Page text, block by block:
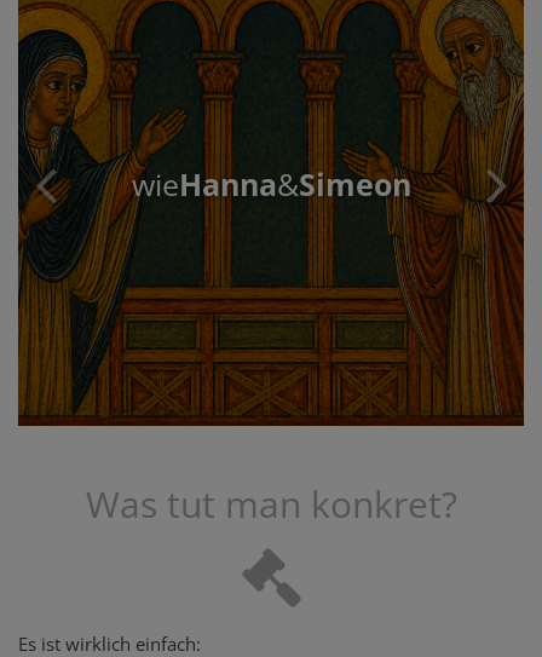
wieHanna&Simeon
Was tut man konkret?
Es ist wirklich einfach: